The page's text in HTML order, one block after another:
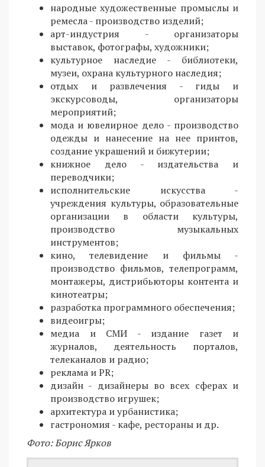
народные художественные промыслы и
ремесла - производство изделий;
арт-индустрия - организаторы
выставок, фотографы, художники;
культурное наследие - библиотеки,
музеи, охрана культурного наследия;
отдых и развлечения - гиды и
экскурсоводы, организаторы
мероприятий;
мода и ювелирное дело - производство
одежды и нанесение на нее принтов,
создание украшений и бижутерии;
книжное дело - издательства и
переводчики;
исполнительские искусства -
учреждения культуры, образовательные
организации в области культуры,
производство музыкальных
инструментов;
кино, телевидение и фильмы -
производство фильмов, телепрограмм,
монтажеры, дистрибьюторы контента и
кинотеатры;
разработка программного обеспечения;
видеоигры;
медиа и СМИ - издание газет и
журналов, деятельность порталов,
телеканалов и радио;
реклама и PR;
дизайн - дизайнеры во всех сферах и
производство игрушек;
архитектура и урбанистика;
гастрономия - кафе, рестораны и др.
Фото: Борис Ярков